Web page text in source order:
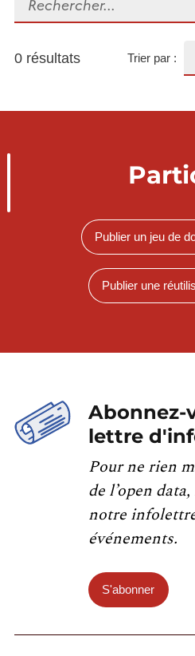
0 résultats Trier par :
Publier un jeu de
Publier une
Abonnez-
lettre
Pour ne rien
de l’open
notre
événements.
S'abonner